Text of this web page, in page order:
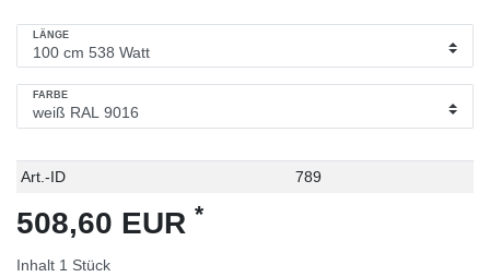
LÄNGE
FARBE
Technisches
Wert
Art.-ID 789
508,60 EUR *
Inhalt 1 Stück